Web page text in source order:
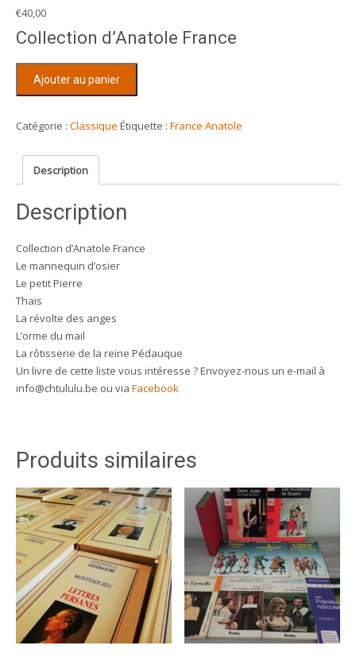
€40,00
Collection d’Anatole France
d'Anatole
Ajouter au panier
Catégorie : Classique Étiquette : France Anatole
Description
Description
Collection d’Anatole France
Le mannequin d’osier
Le petit Pierre
Thaïs
La révolte des anges
L’orme du mail
La rôtisserie de la reine Pédauque
Un livre de cette liste vous intéresse ? Envoyez-nous un e-mail à
info@chtululu.be ou via Facebook
Produits similaires